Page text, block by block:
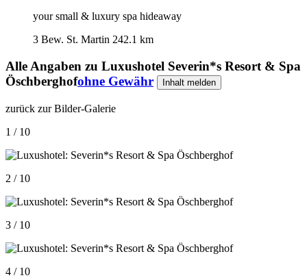
your small & luxury spa hideaway
3 Bew. St. Martin 242.1 km
Alle Angaben zu Luxushotel Severin*s Resort & Spa
Öschberghofohne Gewähr Inhalt melden
zurück zur Bilder-Galerie
1 / 10
2 / 10
3 / 10
4 / 10